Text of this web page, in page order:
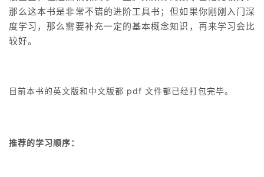
那么这本书是非常不错的进阶工具书；但如果你刚刚入门深
度学习，那么需要补充一定的基本概念知识，再来学习会比
较好。
目前本书的英文版和中文版都 pdf 文件都已经打包完毕。
推荐的学习顺序：